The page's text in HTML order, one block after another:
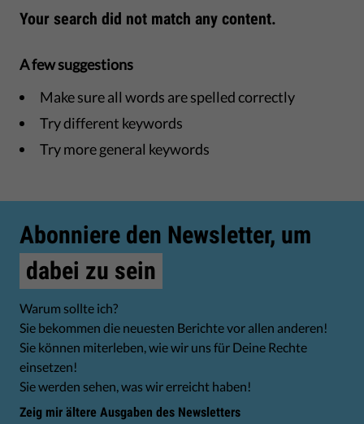
Your search did not match any content.
A few suggestions
Make sure all words are spelled correctly
Try different keywords
Try more general keywords
Abonniere den Newsletter, um
dabei zu sein
Warum sollte ich?
Sie bekommen die neuesten Berichte vor allen anderen!
Sie können miterleben, wie wir uns für Deine Rechte
einsetzen!
Sie werden sehen, was wir erreicht haben!
Zeig mir ältere Ausgaben des Newsletters